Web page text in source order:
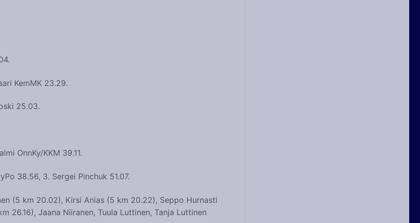
KemMK 23.29.
25.03.
OnnKy/KKM 39.11.
38.56, 3. Sergei Pinchuk 51.07.
(5 km 20.02), Kirsi Anias (5 km 20.22), Seppo Hurnasti
26.16), Jaana Niiranen, Tuula Luttinen, Tanja Luttinen